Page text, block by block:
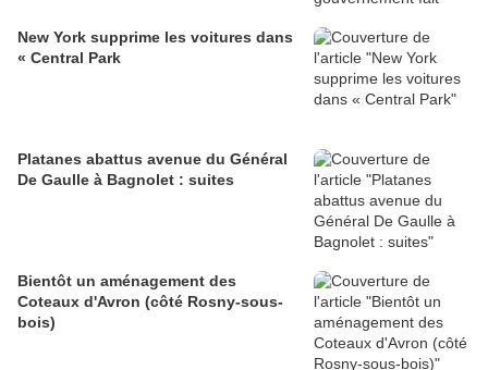
New York supprime les voitures dans
« Central Park
Platanes abattus avenue du Général
De Gaulle à Bagnolet : suites
Bientôt un aménagement des
Coteaux d'Avron (côté Rosny-sous-
bois)